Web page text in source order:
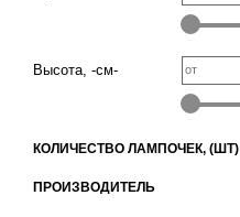
Высота, -см- от
КОЛИЧЕСТВО ЛАМПОЧЕК, (ШТ)
ПРОИЗВОДИТЕЛЬ